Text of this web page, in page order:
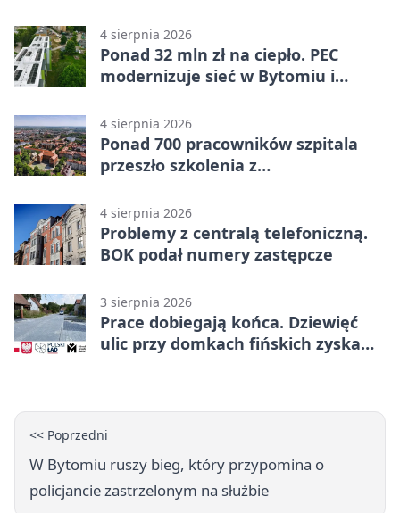
4 sierpnia 2026
Ponad 32 mln zł na ciepło. PEC
modernizuje sieć w Bytomiu i
4 sierpnia 2026
Ponad 700 pracowników szpitala
przeszło szkolenia z
4 sierpnia 2026
Problemy z centralą telefoniczną.
BOK podał numery zastępcze
3 sierpnia 2026
Prace dobiegają końca. Dziewięć
ulic przy domkach fińskich zyska
<< Poprzedni
W Bytomiu ruszy bieg, który przypomina o
policjancie zastrzelonym na służbie